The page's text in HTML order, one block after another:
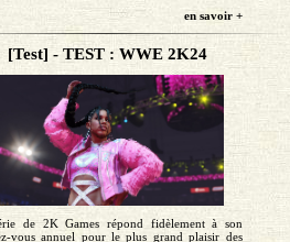
en savoir +
[Test] - TEST : WWE 2K24
de 2K Games répond fidèlement à son
vous annuel pour le plus grand plaisir des